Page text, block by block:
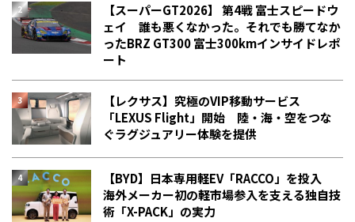
【スーパーGT2026】 第4戦 富士スピードウ
ェイ 誰も悪くなかった。それでも勝てなか
った――BRZ GT300 富士300kmインサイドレポ
ート
【レクサス】究極のVIP移動サービス
「LEXUS Flight」開始 陸・海・空をつな
ぐラグジュアリー体験を提供
【BYD】日本専用軽EV「RACCO」を投入
海外メーカー初の軽市場参入を支える独自技
術「X-PACK」の実力